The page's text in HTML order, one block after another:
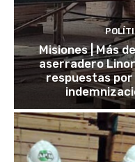
Misiones | Más
aserradero
respuestas por